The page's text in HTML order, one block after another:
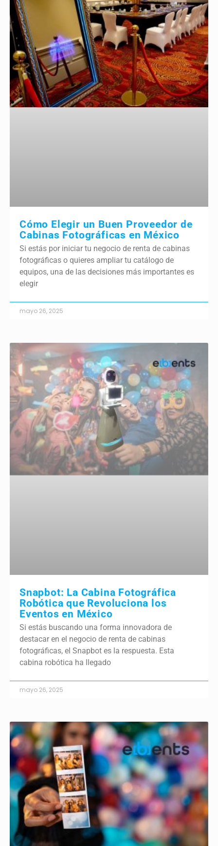
Cómo Elegir un Buen Proveedor de
Cabinas Fotográficas en México
Si estás por iniciar tu negocio de renta de cabinas
fotográficas o quieres ampliar tu catálogo de
equipos, una de las decisiones más importantes es
elegir
mayo 26, 2025
Snapbot: La Cabina Fotográfica
Robótica que Revoluciona los
Eventos en México
Si estás buscando una forma innovadora de
destacar en el negocio de renta de cabinas
fotográficas, el Snapbot es la respuesta. Esta
cabina robótica ha llegado
mayo 26, 2025